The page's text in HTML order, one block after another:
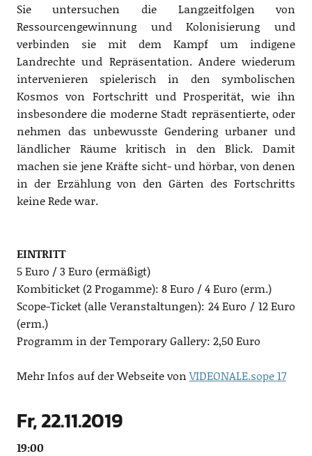
Sie untersuchen die Langzeitfolgen von
Ressourcengewinnung und Kolonisierung und
verbinden sie mit dem Kampf um indigene
Landrechte und Repräsentation. Andere wiederum
intervenieren spielerisch in den symbolischen
Kosmos von Fortschritt und Prosperität, wie ihn
insbesondere die moderne Stadt repräsentierte, oder
nehmen das unbewusste Gendering urbaner und
ländlicher Räume kritisch in den Blick. Damit
machen sie jene Kräfte sicht- und hörbar, von denen
in der Erzählung von den Gärten des Fortschritts
keine Rede war.
EINTRITT
5 Euro / 3 Euro (ermäßigt)
Kombiticket (2 Progamme): 8 Euro / 4 Euro (erm.)
Scope-Ticket (alle Veranstaltungen): 24 Euro / 12 Euro
(erm.)
Programm in der Temporary Gallery: 2,50 Euro
Mehr Infos auf der Webseite vonVIDEONALE.sope 17
Fr, 22.11.2019
19:00